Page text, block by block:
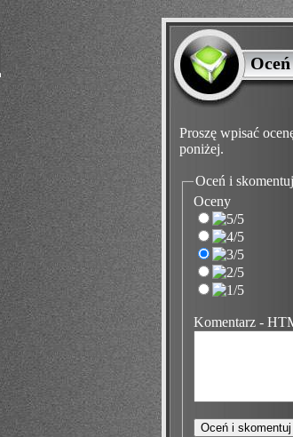
Proszę wpisać
poniżej.
Oceń i skomentuj
Oceny
Komentarz -